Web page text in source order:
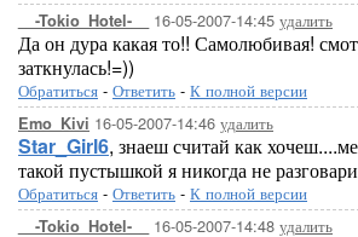
__-Tokio_Hotel-__ 16-05-2007-14:45 удалить
Да он дура какая то!! Самолюбивая!
заткнулась!=))
Обратиться - Ответить - К полной версии
Emo_Kivi 16-05-2007-14:46 удалить
Star_Girl6, знаеш считай как
такой пустышкой я никогда не
Обратиться - Ответить - К полной версии
__-Tokio_Hotel-__ 16-05-2007-14:48 удалить